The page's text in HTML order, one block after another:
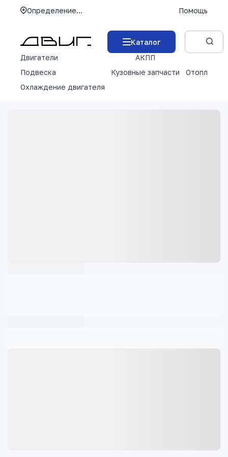
Определение... Помощь
Каталог
Двигатели
АКПП
Подвеска
Кузовные запчасти
Отопление
Охлаждение двигателя